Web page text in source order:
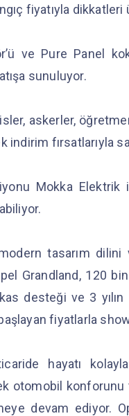
fiyatıyla
ve Pure Panel
sunuluyor.
askerler,
indirim fırsatlarıyla
Mokka
tasarım
Grandland, 120
desteği ve 3 yılın
fiyatlarla
hayatı
otomobil
devam ediyor.